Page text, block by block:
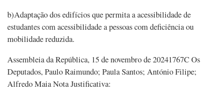
b)Adaptação dos edifícios que permita a acessibilidade de
estudantes com acessibilidade a pessoas com deficiência ou
mobilidade reduzida.
Assembleia da República, 15 de novembro de 20241767C Os
Deputados, Paulo Raimundo; Paula Santos; António Filipe;
Alfredo Maia Nota Justificativa: